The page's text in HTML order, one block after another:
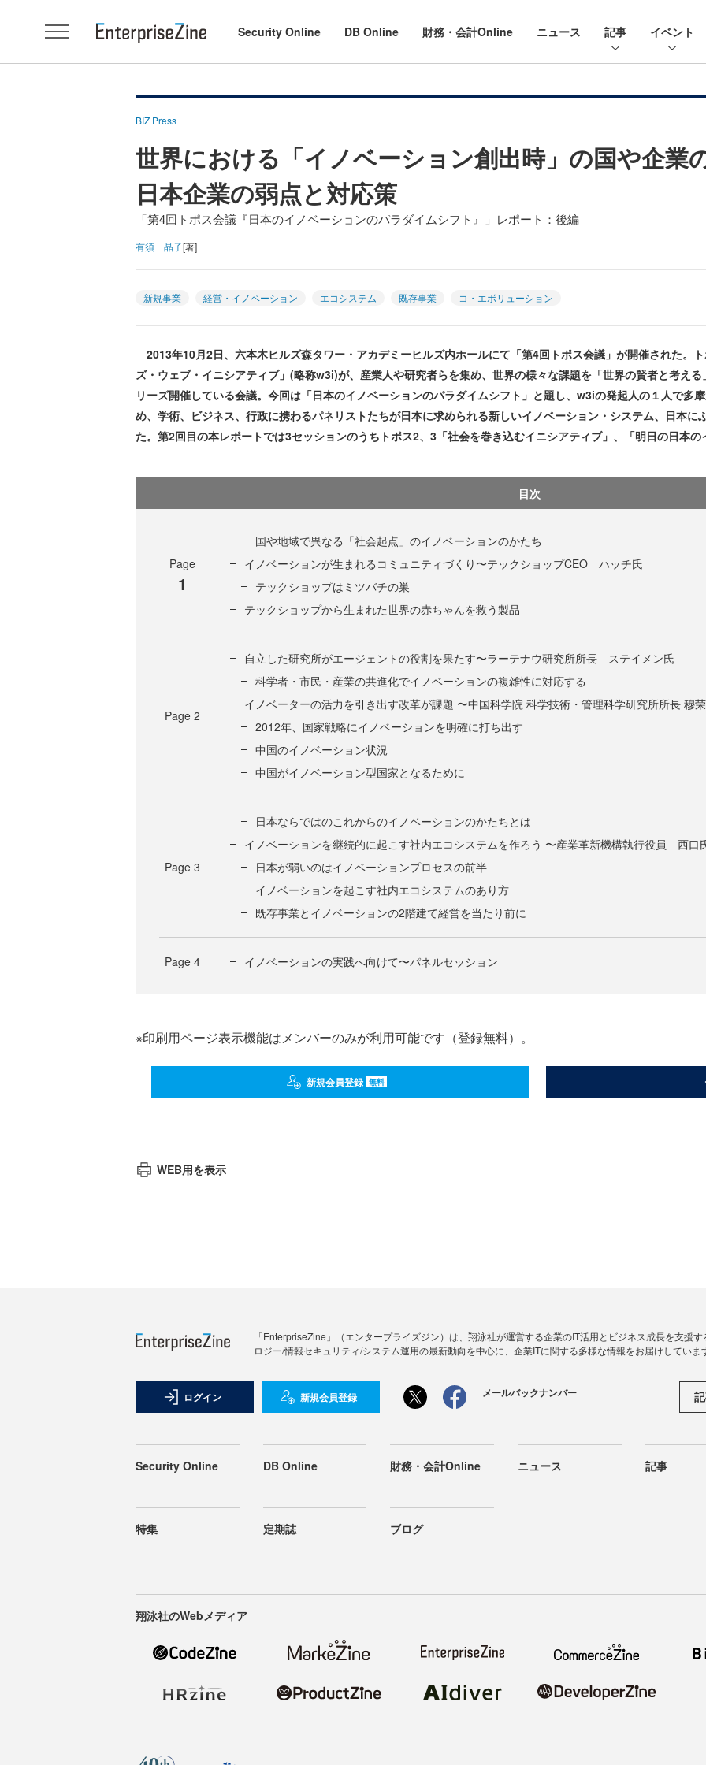
Security Online DB Online 財務・会計Online ニュース 記事 イベント
BIZ Press
世界における「イノベーション創出時」の国や企業
日本企業の弱点と対応策
「第4回トポス会議『日本のイノベーションのパラダイムシフト』」レポート：後編
有須 晶子[著]
新規事業 経営・イノベーション エコシステム 既存事業 コ・エボリューション
2013年10月2日、六本木ヒルズ森タワー・アカデミーヒルズ内ホールにて「第4回トポス会議」が開催された。
ズ・ウェブ・イニシアティブ」(略称w3i)が、産業人や研究者らを集め、世界の様々な課題を「世界の賢者と考え
リーズ開催している会議。今回は「日本のイノベーションのパラダイムシフト」と題し、w3iの発起人の１人で多
め、学術、ビジネス、行政に携わるパネリストたちが日本に求められる新しいイノベーション・システム、日本に
た。第2回目の本レポートでは3セッションのうちトポス2、3「社会を巻き込むイニシアティブ」、「明日の日本
目次
Page
1
国や地域で異なる「社会起点」のイノベーションのかたち
イノベーションが生まれるコミュニティづくり〜テックショップCEO ハッチ氏
テックショップはミツバチの巣
テックショップから生まれた世界の赤ちゃんを救う製品
Page 2
自立した研究所がエージェントの役割を果たす〜ラーテナウ研究所所長 ステイメン氏
科学者・市民・産業の共進化でイノベーションの複雑性に対応する
イノベーターの活力を引き出す改革が課題 〜中国科学院 科学技術・管理科学研究所所長 穆
2012年、国家戦略にイノベーションを明確に打ち出す
中国のイノベーション状況
中国がイノベーション型国家となるために
Page 3
日本ならではのこれからのイノベーションのかたちとは
イノベーションを継続的に起こす社内エコシステムを作ろう 〜産業革新機構執行役員 西口
日本が弱いのはイノベーションプロセスの前半
イノベーションを起こす社内エコシステムのあり方
既存事業とイノベーションの2階建て経営を当たり前に
Page 4 イノベーションの実践へ向けて〜パネルセッション
※印刷用ページ表示機能はメンバーのみが利用可能です（登録無料）。
新規会員登録 無料
WEB用を表示
「EnterpriseZine」（エンタープライズジン）は、翔泳社が運営する企業のIT活用とビジネス成長を支援
ロジー/情報セキュリティ/システム運用の最新動向を中心に、企業ITに関する多様な情報をお届けしていま
ログイン 新規会員登録 メールバックナンバー
Security Online DB Online 財務・会計Online ニュース 記事
特集 定期誌 ブログ
翔泳社のWebメディア